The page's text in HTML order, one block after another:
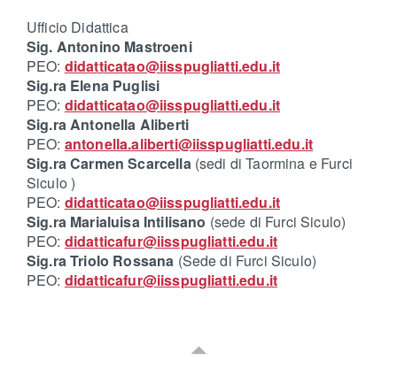
Ufficio Didattica
Sig. Antonino Mastroeni
PEO: didatticatao@iisspugliatti.edu.it
Sig.ra Elena Puglisi
PEO: didatticatao@iisspugliatti.edu.it
Sig.ra Antonella Aliberti
PEO: antonella.aliberti@iisspugliatti.edu.it
Sig.ra Carmen Scarcella(sedi di Taormina e Furci
Siculo )
PEO: didatticatao@iisspugliatti.edu.it
Sig.ra Marialuisa Intilisano (sede di Furci Siculo)
PEO: didatticafur@iisspugliatti.edu.it
Sig.ra Triolo Rossana (Sede di Furci Siculo)
PEO: didatticafur@iisspugliatti.edu.it